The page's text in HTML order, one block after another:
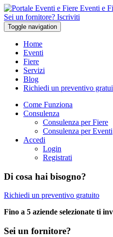
Eventi e
Sei un fornitore? Iscriviti
Toggle navigation
Home
Eventi
Fiere
Servizi
Blog
Richiedi un preventivo
Come Funziona
Consulenza
Consulenza per Fiere
Consulenza per Eventi
Accedi
Login
Registrati
Di cosa hai bisogno?
Richiedi un preventivo gratuito
Fino a 5 aziende selezionate ti
Sei un fornitore?